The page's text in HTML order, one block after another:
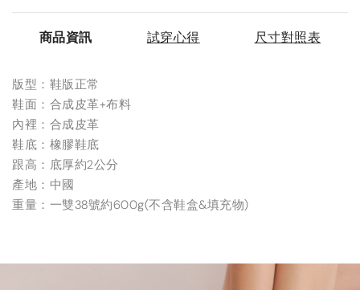
商品資訊 試穿心得 尺寸對照表
版型：鞋版正常
鞋面：合成皮革+布料
內裡：合成皮革
鞋底：橡膠鞋底
跟高：底厚約2公分
產地：中國
重量：一雙38號約600g(不含鞋盒&填充物)